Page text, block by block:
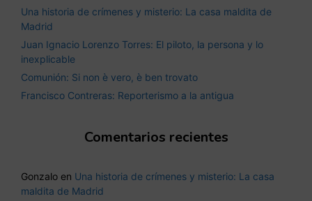
Una historia de crímenes y misterio: La casa maldita de
Madrid
Juan Ignacio Lorenzo Torres: El piloto, la persona y lo
inexplicable
Comunión: Si non è vero, è ben trovato
Francisco Contreras: Reporterismo a la antigua
Comentarios recientes
Gonzalo en Una historia de crímenes y misterio: La casa
maldita de Madrid